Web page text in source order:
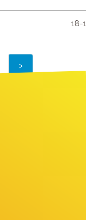
18-